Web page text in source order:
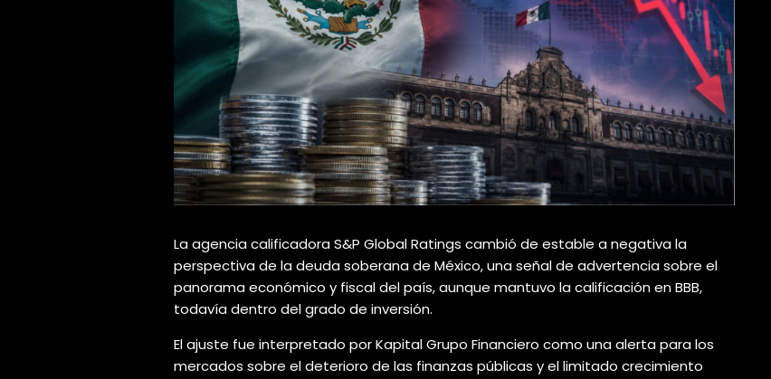
La agencia calificadora S&P Global Ratings cambió de estable a negativa la
perspectiva de la deuda soberana de México, una señal de advertencia sobre el
panorama económico y fiscal del país, aunque mantuvo la calificación en BBB,
todavía dentro del grado de inversión.
El ajuste fue interpretado por Kapital Grupo Financiero como una alerta para los
mercados sobre el deterioro de las finanzas públicas y el limitado crecimiento